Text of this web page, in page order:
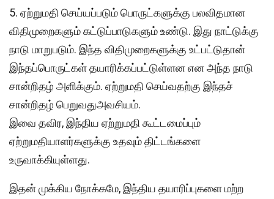
5. ஏற்றுமதி செய்யப்படும் பொருட்களுக்கு பலவிதமான
விதிமுறைகளும் கட்டுப்பாடுகளும் உண்டு. இது நாட்டுக்கு
நாடு மாறுபடும். இந்த விதிமுறைகளுக்கு உட்பட்டுதான்
இந்தப்பொருட்கள் தயாரிக்கப்பட்டுள்ளன என அந்த நாடு
சான்றிதழ் அளிக்கும். ஏற்றுமதி செய்வதற்கு இந்தச்
சான்றிதழ் பெறுவதுஅவசியம்.
இவை தவிர, இந்திய ஏற்றுமதி கூட்டமைப்பும்
ஏற்றுமதியாளர்களுக்கு உதவும் திட்டங்களை
உருவாக்கியுள்ளது.
இதன் முக்கிய நோக்கமே, இந்திய தயாரிப்புகளை மற்ற